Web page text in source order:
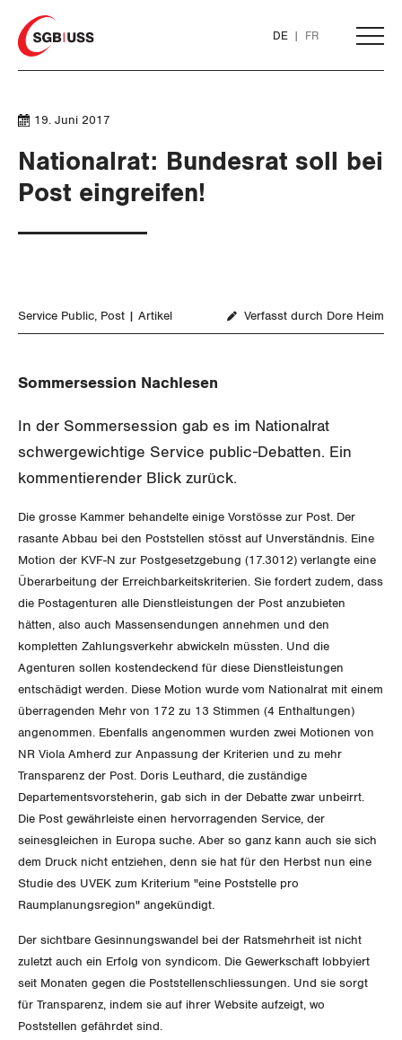
Home
DE FR
THEMEN
Flankierende Massnahmen und
Arbeitsrechte
Gewerkschaftsrechte
Finanzen und Steuerpolitik
Verteilung
SOZIALPOLITIK
Arbeitslosenversicherung
Ergänzungsleistungen
Invalidenversicherung
Unfallversicherung
Gesundheit
Verkehr
Energie und Umwelt
Kommunikation und Medien
GLEICHSTELLUNG
Gleichstellung von Frauen und Männern
Gleichstellung von LGBTI
BILDUNG & JUGEND
MIGRATION
GEWERKSCHAFTSPOLITIK
International
Schweiz
Landesstreik
LOHNRECHNER
WEITERBILDUNG
NEWSLETTER
DER SGB
WIR ÜBER UNS
GREMIEN
ZENTRALSEKRETARIAT
Medien
Publikationen
19. Juni 2017
Nationalrat: Bundesrat soll bei
Post eingreifen!
Service Public Post Artikel Verfasst durch Dore Heim
Sommersession Nachlesen
In der Sommersession gab es im Nationalrat
schwergewichtige Service public-Debatten. Ein
kommentierender Blick zurück.
Die grosse Kammer behandelte einige Vorstösse zur Post. Der
rasante Abbau bei den Poststellen stösst auf Unverständnis. Eine
Motion der KVF-N zur Postgesetzgebung (17.3012) verlangte eine
Überarbeitung der Erreichbarkeitskriterien. Sie fordert zudem, dass
die Postagenturen alle Dienstleistungen der Post anzubieten
hätten, also auch Massensendungen annehmen und den
kompletten Zahlungsverkehr abwickeln müssten. Und die
Agenturen sollen kostendeckend für diese Dienstleistungen
entschädigt werden. Diese Motion wurde vom Nationalrat mit einem
überragenden Mehr von 172 zu 13 Stimmen (4 Enthaltungen)
angenommen. Ebenfalls angenommen wurden zwei Motionen von
NR Viola Amherd zur Anpassung der Kriterien und zu mehr
Transparenz der Post. Doris Leuthard, die zuständige
Departementsvorsteherin, gab sich in der Debatte zwar unbeirrt.
Die Post gewährleiste einen hervorragenden Service, der
seinesgleichen in Europa suche. Aber so ganz kann auch sie sich
dem Druck nicht entziehen, denn sie hat für den Herbst nun eine
Studie des UVEK zum Kriterium "eine Poststelle pro
Raumplanungsregion" angekündigt.
Der sichtbare Gesinnungswandel bei der Ratsmehrheit ist nicht
zuletzt auch ein Erfolg von syndicom. Die Gewerkschaft lobbyiert
seit Monaten gegen die Poststellenschliessungen. Und sie sorgt
für Transparenz, indem sie auf ihrer Website aufzeigt, wo
Poststellen gefährdet sind.